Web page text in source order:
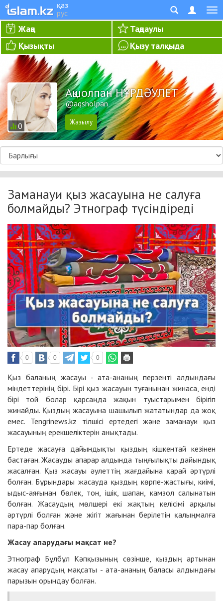
қаз
рус
Жаңа
Таңдаулы
Қызықты
Қызу талқыда
0
Ақшолпан НҰРДӘУЛЕТ
@aqsholpan
Заманауи қыз жасауына не салуға
болмайды? Этнограф түсіндіреді
0 0 0
Қыз баланың жасауы - ата-ананың перзенті алдындағы
міндеттерінің бірі. Бірі қыз жасауын туғанынан жинаса, енді
бірі той болар қарсаңда жақын туыстарымен бірігіп
жинайды. Қыздың жасауына шашылып жататындар да жоқ
емес. Tengrinews.kz тілшісі ертедегі және заманауи қыз
жасауының ерекшеліктерін анықтады.
Ертеде жасауға дайындықты қыздың кішкентай кезінен
бастаған. Жасауды апарар алдында тыңғылықты дайындық
жасалған. Қыз жасауы әулеттің жағдайына қарай әртүрлі
болған. Бұрындары жасауда қыздың көрпе-жастығы, киімі,
ыдыс-аяғынан бөлек, тон, ішік, шапан, камзол салынатын
болған. Жасаудың мөлшері екі жақтың келісімі арқылы
әртүрлі болған және жігіт жағынан берілетін қалыңмалға
пара-пар болған.
Жасау апарудағы мақсат не?
Этнограф Бұлбұл Кәпқызының сөзінше, қыздың артынан
жасау апарудың мақсаты - ата-ананың баласы алдындағы
парызын орындау болған.